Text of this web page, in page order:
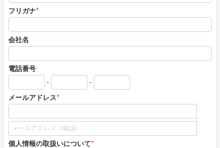
フリガナ*
会社名
電話番号
-
-
メールアドレス*
個人情報の取扱いについて*